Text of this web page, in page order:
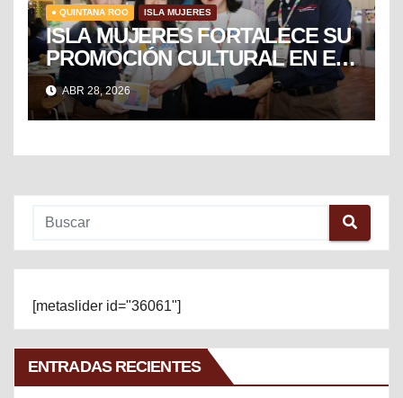
● QUINTANA ROO ISLA MUJERES
ISLA MUJERES FORTALECE SU
PROMOCIÓN CULTURAL EN EL
TIANGUIS TURÍSTICO DE
MÉXICO
ABR 28, 2026
[metaslider id="36061"]
ENTRADAS RECIENTES